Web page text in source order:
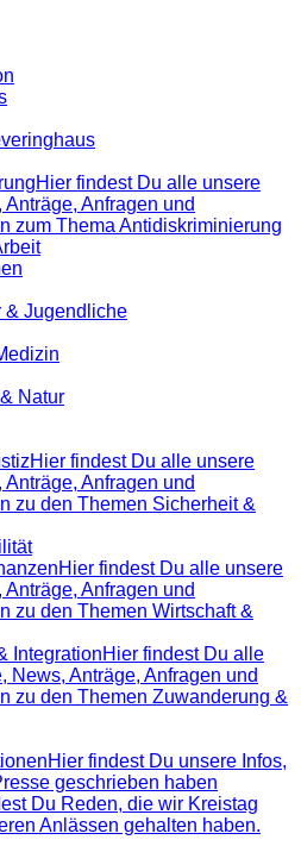
Hier findest Du alle unsere
Anträge, Anfragen und
zum Thema Antidiskriminierung
& Jugendliche
Natur
Hier findest Du alle unsere
Anträge, Anfragen und
zu den Themen Sicherheit &
Hier findest Du alle unsere
Anträge, Anfragen und
zu den Themen Wirtschaft &
IntegrationHier findest Du alle
News, Anträge, Anfragen und
zu den Themen Zuwanderung &
Hier findest Du unsere Infos,
geschrieben haben
Du Reden, die wir Kreistag
Anlässen gehalten haben.